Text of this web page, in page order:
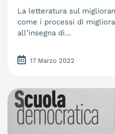
La letteratura sul
come i processi di
all’insegna di…
17 Marzo 2022